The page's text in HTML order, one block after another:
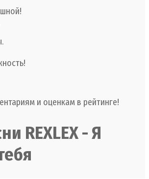
и оценкам в рейтинге!
REXLEX - Я